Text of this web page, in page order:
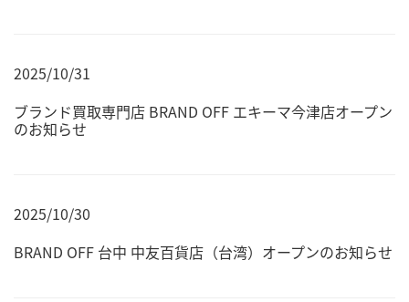
2025/10/31
ブランド買取専門店 BRAND OFF エキーマ今津店オープン
のお知らせ
2025/10/30
BRAND OFF 台中 中友百貨店（台湾）オープンのお知らせ